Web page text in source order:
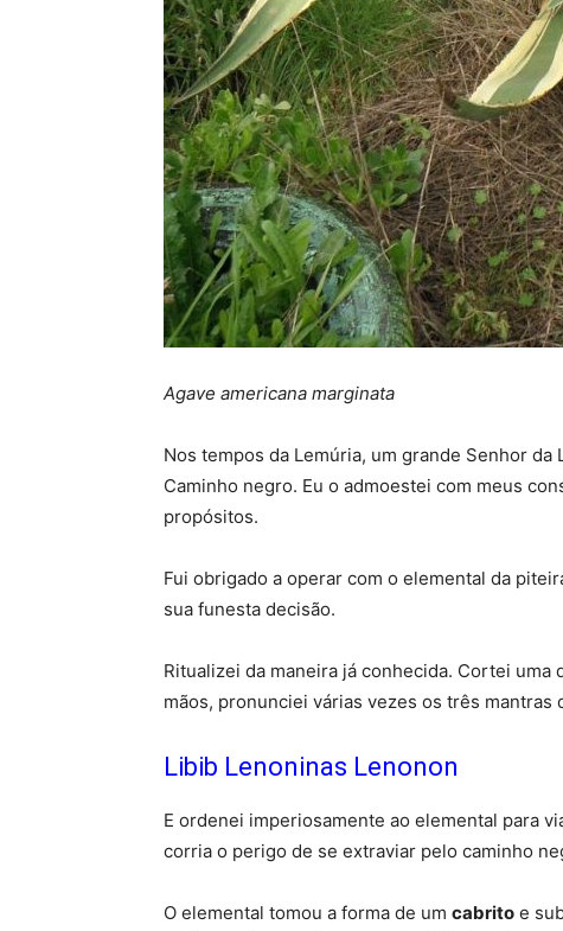
Agave americana marginata
Nos tempos da Lemúria, um grande Senhor
Caminho negro. Eu o admoestei com meus
propósitos.
Fui obrigado a operar com o elemental da
sua funesta decisão.
Ritualizei da maneira já conhecida. Cortei
mãos, pronunciei várias vezes os três mantras
Libib Lenoninas Lenonon
E ordenei imperiosamente ao elemental para
corria o perigo de se extraviar pelo caminho
O elemental tomou a forma de um cabrito e